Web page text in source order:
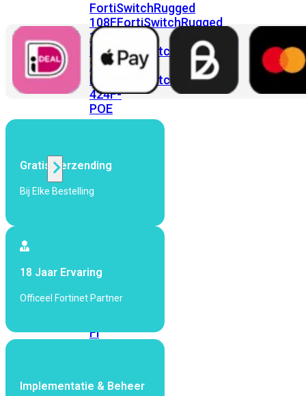
FortiSwitchRugged
108FFortiSwitchRugged
112F-
POEFortiSwitchRugged
216F-
POE
FortiSwitchRugged
424F-
POE
Alle
Fi
Generatie
Fi
Fi
Gratis Verzending
Bij Elke Bestelling
18 Jaar Ervaring
Officeel Fortinet Partner
Implementatie & Beheer